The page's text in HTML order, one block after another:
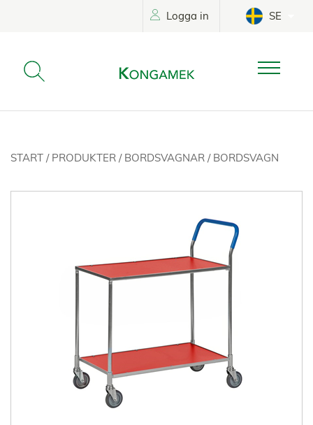
Logga in SE
START / PRODUKTER / BORDSVAGNAR / BORDSVAGN